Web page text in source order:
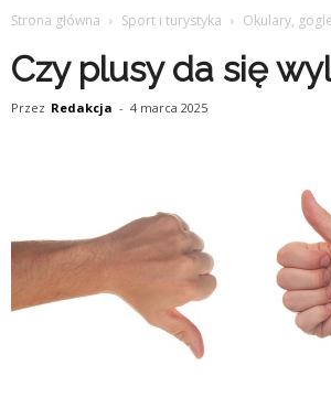
Strona główna Sport i turystyka Okulary, gogle
Czy plusy da się
Przez Redakcja - 4 marca 2025